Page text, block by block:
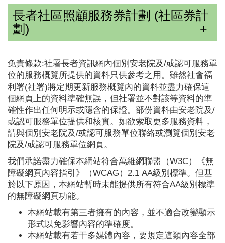
長者社區照顧服務券計劃 (社區券計
劃)
免責條款:社署長者資訊網內個別安老院及/或認可服務單
位的服務概覽所提供的資料只供參考之用。雖然社會福
利署(社署)將定期更新服務概覽內的資料並盡力確保這
個網頁上的資料準確無誤，但社署並不對該等資料的準
確性作出任何明示或隱含的保證。部份資料由安老院及/
或認可服務單位提供和核實。如欲索取更多服務資料，
請與個別安老院及/或認可服務單位聯絡或瀏覽個別安老
院及/或認可服務單位網頁。
我們承諾盡力確保本網站符合萬維網聯盟（W3C）《無
障礙網頁內容指引》（WCAG）2.1 AA級別標準。但基
於以下原因，本網站暫時未能提供所有符合AA級別標準
的無障礙網頁功能。
本網站載有第三者擁有的內容，並不適合改變顯示
形式以免影響內容的準確度。
本網站載有若干多媒體內容，要規定這類內容全部